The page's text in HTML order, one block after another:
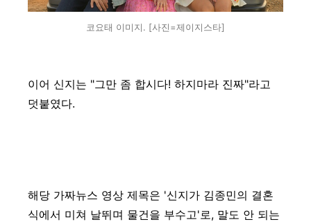
코요태 이미지. [사진=제이지스타]
이어 신지는 "그만 좀 합시다! 하지마라 진짜"라고
덧붙였다.
해당 가짜뉴스 영상 제목은 '신지가 김종민의 결혼
식에서 미쳐 날뛰며 물건을 부수고'로, 말도 안 되는